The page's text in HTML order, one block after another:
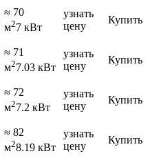
≈ 70
м27 кВт
узнать
цену
Купить
≈ 71
м27.03 кВт
узнать
цену
Купить
≈ 72
м27.2 кВт
узнать
цену
Купить
≈ 82
м28.19 кВт
узнать
цену
Купить